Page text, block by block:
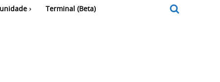
Terminal (Beta)